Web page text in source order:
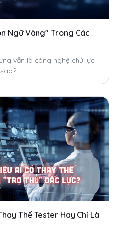
Ngữ Vàng" Trong Các
vẫn là công nghệ chủ lực
Thế Tester Hay Chỉ Là